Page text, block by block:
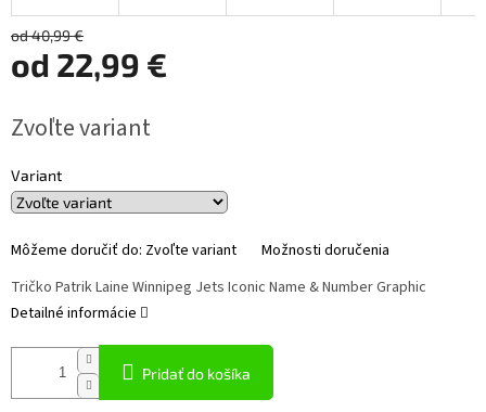
od 40,99 €
od 22,99 €
cena:
Zvoľte variant
Variant
Môžeme doručiť do: Zvoľte variant Možnosti doručenia
Pridať do košíka
Tričko Patrik Laine Winnipeg Jets Iconic Name & Number Graphic
Detailné informácie